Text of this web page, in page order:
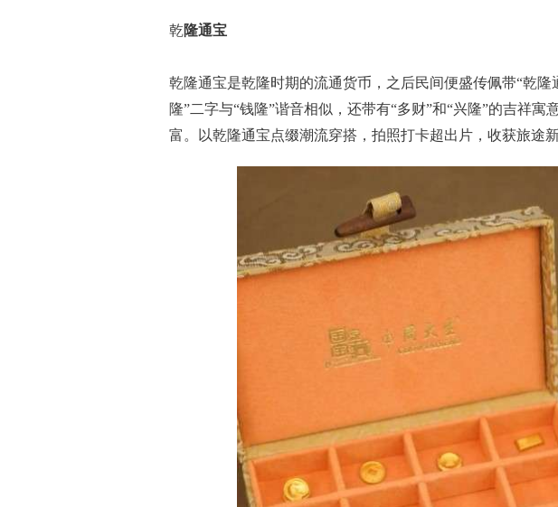
乾隆通宝
乾隆通宝是乾隆时期的流通货币，之后民间便盛传佩带“乾隆
隆”二字与“钱隆”谐音相似，还带有“多财”和“兴隆”的吉祥
富。以乾隆通宝点缀潮流穿搭，拍照打卡超出片，收获旅途新